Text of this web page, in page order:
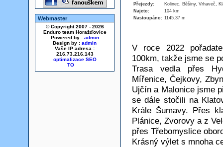
Webmaster
© Copyright 2007 - 2026
Enduro team Horažďovice
Powered by : admin
Design by : admin
Vaše IP adresa :
216.73.216.143
optimalizace SEO
Přejezdy:
Kolinec, Běšiny, Vrhaveč,
Najeto:
104 km
Nastoupáno: 1145.37 m
V roce 2022
100km, takže jsme se
Trasa vedla přes
Mířenice, Čejkovy,
Ujčín a Malonice jsme
se dále stočili na
Krále Šumavy. Přes
Plánice, Zvorovy a z
přes Třebomyslice
Krásný výlet s mnoha